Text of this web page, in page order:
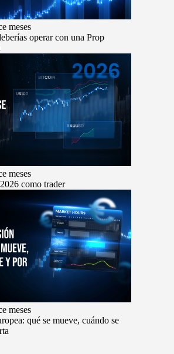
meses
operar con una Prop
meses
como trader
meses
qué se mueve, cuándo se